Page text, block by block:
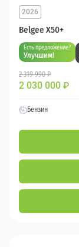
Belgee X50+
2026
Есть предложение?
Улучшим!
2 319 990 ₽
2 030 000 ₽
Бензин